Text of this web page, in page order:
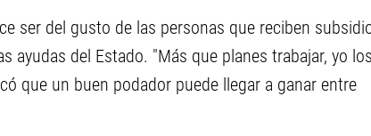
ser del gusto de las personas que reciben
ayudas del Estado. "Más que planes trabajar, yo los
que un buen podador puede llegar a ganar entre